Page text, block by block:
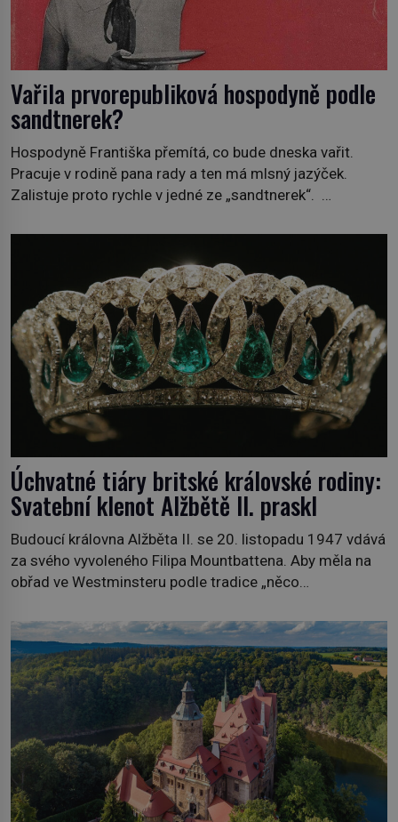
Vařila prvorepubliková hospodyně podle
sandtnerek?
Hospodyně Františka přemítá, co bude dneska vařit.
Pracuje v rodině pana rady a ten má mlsný jazýček.
Zalistuje proto rychle v jedné ze „sandtnerek“.
povzdechne si směrem ke služce, kterou má v kuchyni k
ruce. Ještě v prvních letech nové republiky fungoval kvůli
nedostatku zboží přídělový systém. […]
Úchvatné tiáry britské královské rodiny:
Svatební klenot Alžbětě II. praskl
Budoucí královna Alžběta II. se 20. listopadu 1947 vdává
za svého vyvoleného Filipa Mountbattena. Aby měla na
obřad ve Westminsteru podle tradice „něco
soukromé kolekce – diamantovou tiáru královny Marie.
„Je to ošklivá špičatá tiára,“ zhodnotil klenot britský
politik Sir Henry Channon (1897–1958), když si […]